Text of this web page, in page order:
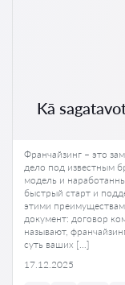
Kā
Франчайзинг – это
дело под известным
модель и
быстрый старт и
этими
документ: договор
называют,
суть ваших […]
17.12.2025